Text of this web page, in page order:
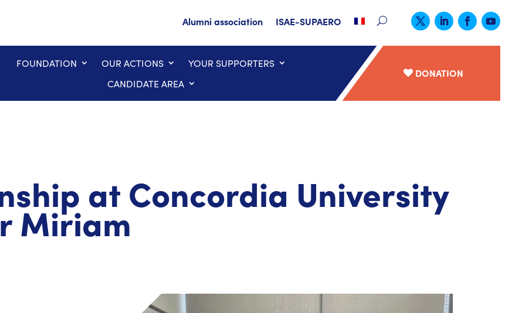
Alumni association ISAE-SUPAERO
FOUNDATION OUR ACTIONS
YOUR SUPPORTERS
CANDIDATE AREA
DONATION
at Concordia University
Miriam